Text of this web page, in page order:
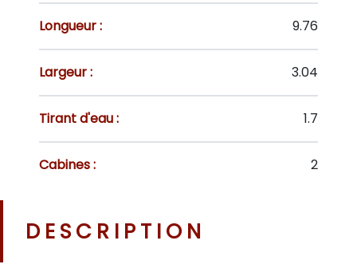
Longueur : 9.76
Largeur : 3.04
Tirant d'eau : 1.7
Cabines : 2
DESCRIPTION